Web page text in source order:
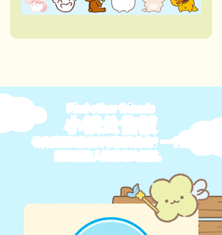
Find other friends
小镇公告板
也许能遇见你还不认识的角色？一个能
遇见所有人的神奇公告板。